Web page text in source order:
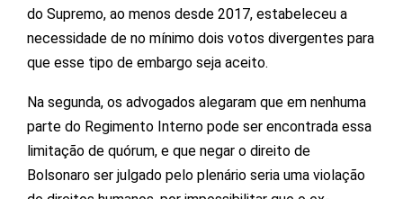
do Supremo, ao menos desde 2017, estabeleceu a
necessidade de no mínimo dois votos divergentes para
que esse tipo de embargo seja aceito.
Na segunda, os advogados alegaram que em nenhuma
parte do Regimento Interno pode ser encontrada essa
limitação de quórum, e que negar o direito de
Bolsonaro ser julgado pelo plenário seria uma violação